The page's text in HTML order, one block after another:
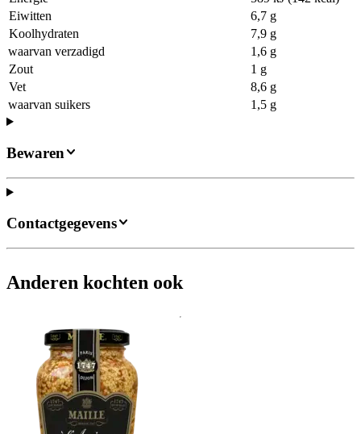
Eiwitten
6,7 g
Koolhydraten
7,9 g
waarvan verzadigd
1,6 g
Zout
1 g
Vet
8,6 g
waarvan suikers
1,5 g
Bewaren
Contactgegevens
Anderen kochten ook